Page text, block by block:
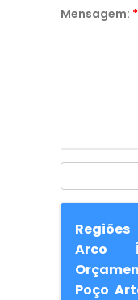
Mensagem: *
Arco
Poço